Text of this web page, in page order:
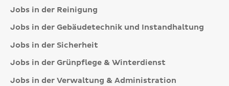
Jobs in der Reinigung
Jobs in der Gebäudetechnik und Instandhaltung
Jobs in der Sicherheit
Jobs in der Grünpflege & Winterdienst
Jobs in der Verwaltung & Administration